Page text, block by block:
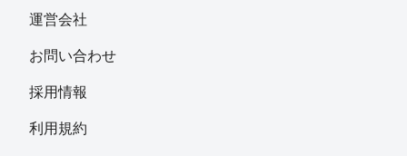
運営会社
お問い合わせ
採用情報
利用規約